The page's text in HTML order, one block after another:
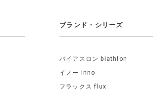
ブランド・シリーズ
バイアスロン biathlon
イノー inno
フラックス flux